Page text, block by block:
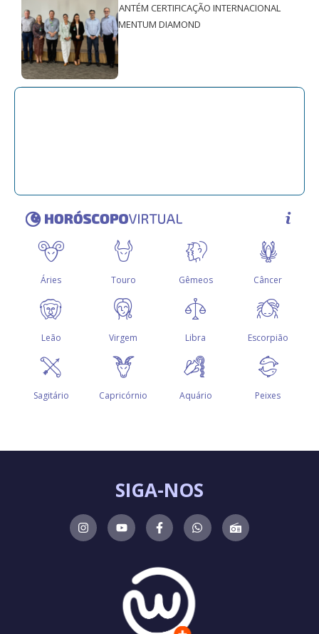
MANTÉM CERTIFICAÇÃO INTERNACIONAL
QMENTUM DIAMOND
SIGA-NOS